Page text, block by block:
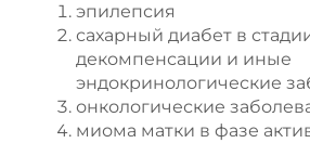
эпилепсия
сахарный диабет в
декомпенсации и иные
эндокринологические
онкологические
миома матки в фазе